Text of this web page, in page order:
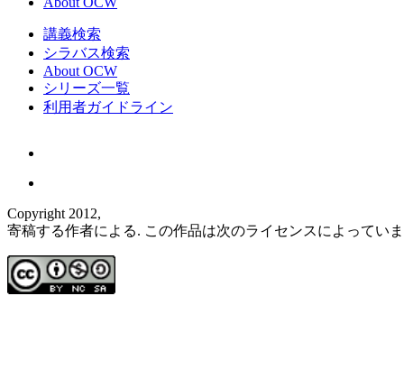
講義検索
シラバス検索
About OCW
シリーズ一覧
利用者ガイドライン
Copyright 2012,
寄稿する作者による. この作品は次のライセンスによってい